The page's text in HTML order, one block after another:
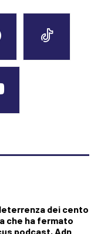
dei cento
che ha fermato
podcast, Adn